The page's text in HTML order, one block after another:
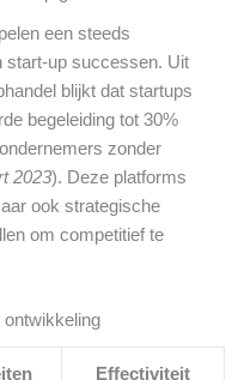
een steeds
start-up successen. Uit
blijkt dat startups
begeleiding tot 30%
zonder
2023). Deze platforms
ook strategische
om competitief te
ontwikkeling
Effectiviteit